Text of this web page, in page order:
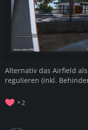
Alternativ das Airfield
regulieren (inkl.
2